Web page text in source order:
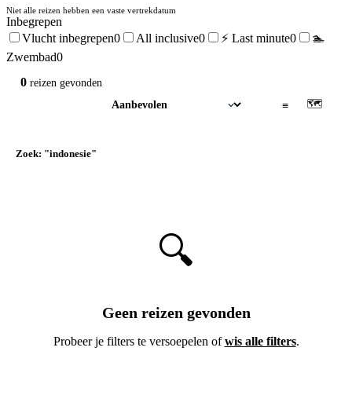
Niet alle reizen hebben een vaste vertrekdatum
Inbegrepen
Vlucht inbegrepen0 All inclusive0 ⚡ Last minute0
🏊
Zwembad0
0 reizen gevonden
≡ 🗺
Zoek: "indonesie"
🔍
Geen reizen gevonden
Probeer je filters te versoepelen ofwis alle filters.